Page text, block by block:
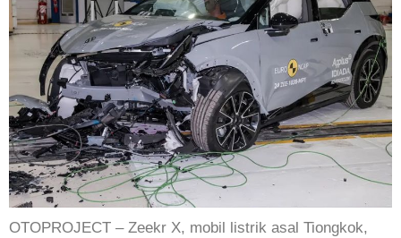
OTOPROJECT – Zeekr X, mobil listrik asal Tiongkok,